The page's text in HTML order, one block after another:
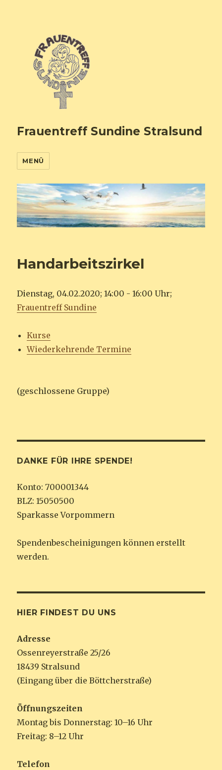
Frauentreff Sundine Stralsund
MENÜ
Handarbeitszirkel
Dienstag, 04.02.2020; 14:00 - 16:00 Uhr;
Frauentreff Sundine
Kurse
Wiederkehrende Termine
(geschlossene Gruppe)
DANKE FÜR IHRE SPENDE!
Konto: 700001344
BLZ: 15050500
Sparkasse Vorpommern
Spendenbescheinigungen können erstellt
werden.
HIER FINDEST DU UNS
Adresse
Ossenreyerstraße 25/26
18439 Stralsund
(Eingang über die Böttcherstraße)
Öffnungszeiten
Montag bis Donnerstag: 10–16 Uhr
Freitag: 8–12 Uhr
Telefon